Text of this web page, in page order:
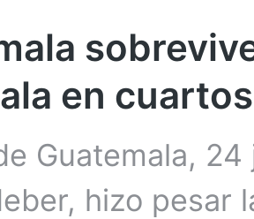
en
Guatemala,
hizo pesar